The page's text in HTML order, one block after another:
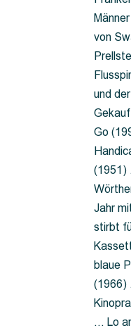
von
und
Go
(1951)
Jahr
stirbt
blaue
(1966)
… Lo